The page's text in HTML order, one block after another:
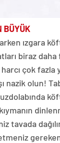
BÜYÜK
ızgara
biraz
çok fazla
nazik olun!
tavada